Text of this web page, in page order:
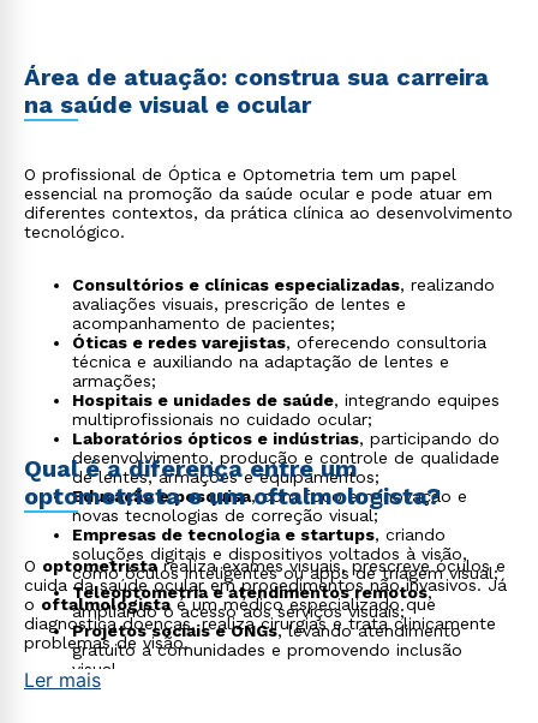
Área de atuação: construa sua carreira
na saúde visual e ocular
O profissional de Óptica e Optometria tem um papel
essencial na promoção da saúde ocular e pode atuar em
diferentes contextos, da prática clínica ao desenvolvimento
tecnológico.
Consultórios e clínicas especializadas, realizando
avaliações visuais, prescrição de lentes e
acompanhamento de pacientes;
Óticas e redes varejistas, oferecendo consultoria
técnica e auxiliando na adaptação de lentes e
armações;
Hospitais e unidades de saúde, integrando equipes
multiprofissionais no cuidado ocular;
Laboratórios ópticos e indústrias, participando do
desenvolvimento, produção e controle de qualidade
de lentes, armações e equipamentos;
Educação e pesquisa, com foco em inovação e
novas tecnologias de correção visual;
Empresas de tecnologia e startups, criando
soluções digitais e dispositivos voltados à visão,
como óculos inteligentes ou apps de triagem visual;
Teleoptometria e atendimentos remotos,
ampliando o acesso aos serviços visuais;
Projetos sociais e ONGs, levando atendimento
gratuito a comunidades e promovendo inclusão
visual.
Qual é a diferença entre um
optometrista e um oftalmologista?
O optometristarealiza exames visuais, prescreve óculos e
cuida da saúde ocular em procedimentos não invasivos. Já
o oftalmologistaé um médico especializado que
diagnostica doenças, realiza cirurgias e trata clinicamente
problemas de visão.
Ler mais